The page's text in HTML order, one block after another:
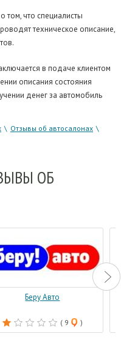
том, что специалисты
техническое описание,
в подаче клиентом
описания состояния
денег за автомобиль
\ Отзывы об автосалонах \
ОБ
Беру Авто
( 9 )